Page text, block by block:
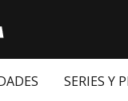
SERIES Y